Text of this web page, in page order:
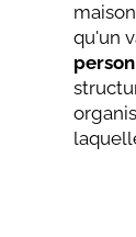
qu'un